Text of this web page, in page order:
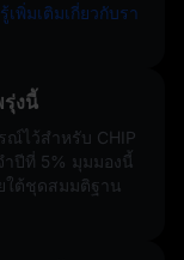
เพิ่มเติมเกี่ยวกับรา
งนี้
ณ์ไว้สำหรับ CHIP
ำปีที่ 5% มุมมองนี้
ใต้ชุดสมมติฐาน